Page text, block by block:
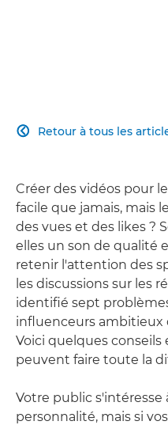
Retour à tous les

Créer des vidéos pour
facile que jamais, mais
des vues et des likes ?
elles un son de qualité
retenir l'attention des
les discussions sur les
identifié sept
influenceurs ambitieux
Voici quelques
peuvent faire toute la
Votre public s'intéresse
personnalité, mais si